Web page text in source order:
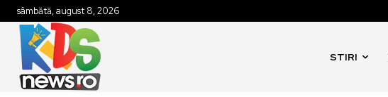
sâmbătă, august 8, 2026
STIRI